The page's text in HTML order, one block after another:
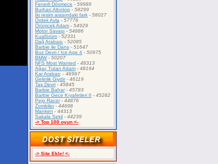
Fenerli Dövmece - 59989
Burhan Altıntop - 58299
İki resim arasındaki fark - 58027
Ördek Avla - 57776
Örümcek Adam - 54929
Motor Savaşı - 54886
Kuaförüm - 52331
Dağ Arabası - 52085
Barbie ile Dans - 51647
Buz Devri / Ice Age 4 - 50975
BMW- 50207
NFS Most Wanted - 48313
Ağaç Tutan Adam - 48194
Kar Arabas; - 46967
Gelinlik Giydir- 46119
Taş Devri - 45845
Barbie Bahar- 45783
Barbie Gece Kıyafetleri II - 45282
Pejo Racer- 44876
Zombiler- 44698
Manken - 44313
Sakala Sekil - 44239
-> Top 100 oyun <-
-> Site Ekle! <-